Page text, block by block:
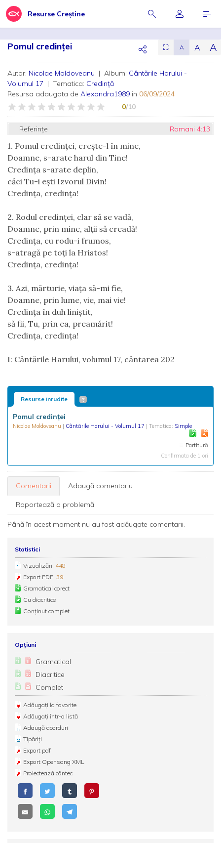
Resurse Creștine
Pomul credinței ⛶ A A A
Autor: Nicolae Moldoveanu | Album: Cântările Harului -
Volumul 17 | Tematica: Credință
Resursa adaugata de Alexandra1989 in 06/09/2024
0/10
Referințe Romani 4:13
1. Pomul credinţei, crește-l în mine,
Doamne, s-arate harul din Tine!
Credinţa s-arate deplin,
căci Tu-i eşti Izvorul Divin!
Credința, credinţa!
2. Rodul credinţei, clar să se vadă,
Doamne, prin mine, alții să creadă!
Credinţa, cu rodu-i frumos,
s-atragă pe toţi la Hristos!
Credința, credinţa!
3. Azi, mărturie, viaţa să-mi fie,
Doamne, prin lume, vie, mai vie!
Credinţa în duh liniştit,
să fii, Tu, prin ea, preamărit!
Credinţa, credinţa!
I: Cântările Harului, volumul 17, cântarea 202
Resurse inrudite
Pomul credinței
Nicolae Moldoveanu | Cântările Harului - Volumul 17 | Tematica: Simple
Partitură
Confirmata de 1 ori
Comentarii Adaugă comentariu
Raportează o problemă
Până în acest moment nu au fost adăugate comentarii.
Statistici
Vizualizări: 448
Export PDF: 39
Gramatical corect
Cu diacritice
Conținut complet
Opțiuni
Gramatical
Diacritice
Complet
Adăugați la favorite
Adăugați într-o listă
Adaugă acorduri
Tipăriți
Export pdf
Export Opensong XML
Proiectează cântec